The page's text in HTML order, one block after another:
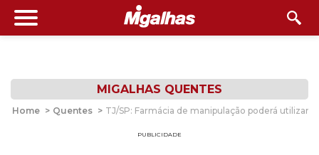
MIGALHAS QUENTES
Home > Quentes > TJ/SP: Farmácia de manipulação poderá utilizar
PUBLICIDADE